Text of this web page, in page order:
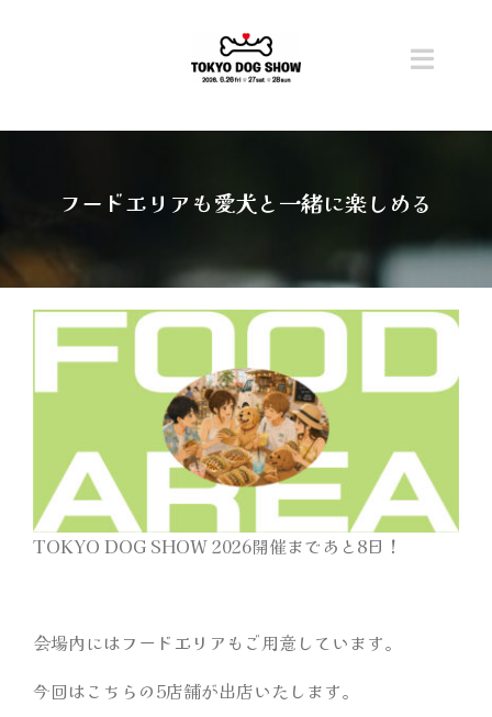
開催概要
ニュース
チケット
コンテンツ
ステージ・タイムテーブル
会場マップ
オフィシャルグッズ
アンケートプレゼント
フードエリアも愛犬と一緒に楽しめる
TOKYO DOG SHOW 2026開催まであと8日！
会場内にはフードエリアもご用意しています。
今回はこちらの5店舗が出店いたします。